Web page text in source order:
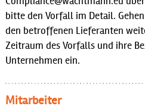
bitte den Vorfall im Detail.
den betroffenen Lieferanten
Zeitraum des Vorfalls und ihre
Unternehmen ein.
Mitarbeiter